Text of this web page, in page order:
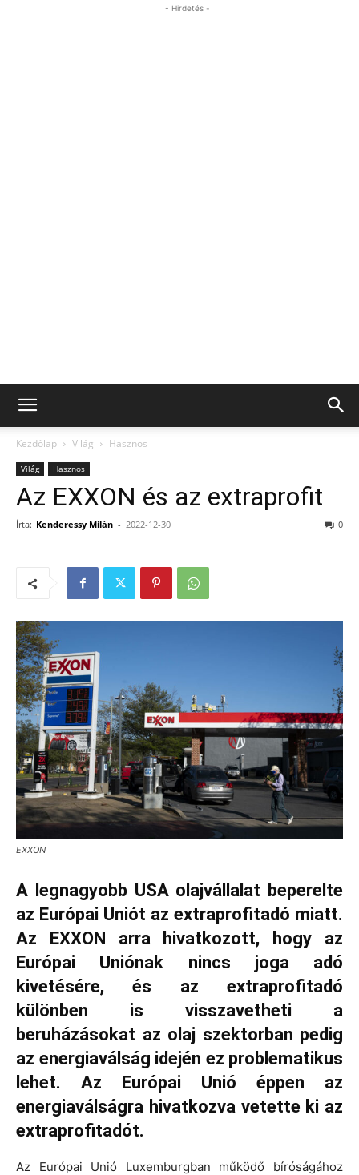
- Hirdetés -
Kezdőlap Világ Hasznos
Világ Hasznos
Az EXXON és az extraprofit
Írta: Kenderessy Milán - 2022-12-30 0
EXXON
A legnagyobb USA olajvállalat beperelte
az Európai Uniót az extraprofitadó miatt.
Az EXXON arra hivatkozott, hogy az
Európai Uniónak nincs joga adó
kivetésére, és az extraprofitadó
különben is visszavetheti a
beruházásokat az olaj szektorban pedig
az energiaválság idején ez problematikus
lehet. Az Európai Unió éppen az
energiaválságra hivatkozva vetette ki az
extraprofitadót.
Az Európai Unió Luxemburgban működő bíróságához